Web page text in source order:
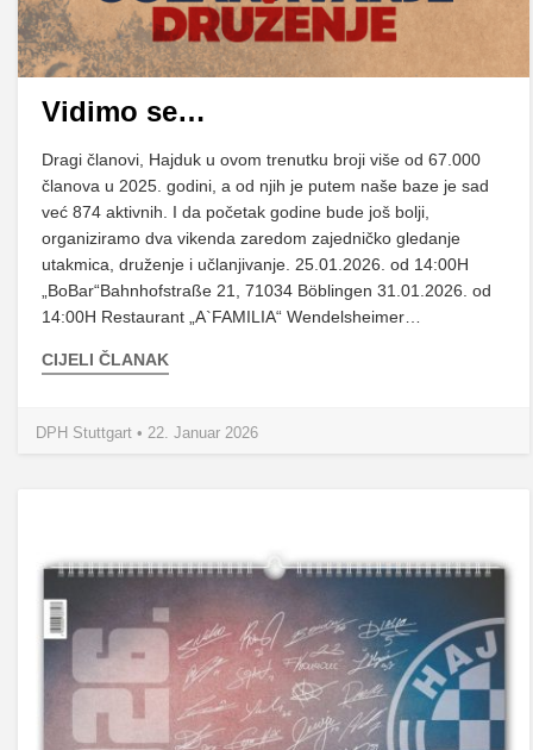
Vidimo se…
Dragi članovi, Hajduk u ovom trenutku broji više od 67.000
članova u 2025. godini, a od njih je putem naše baze je sad
već 874 aktivnih. I da početak godine bude još bolji,
organiziramo dva vikenda zaredom zajedničko gledanje
utakmica, druženje i učlanjivanje. 25.01.2026. od 14:00H
„BoBar“Bahnhofstraße 21, 71034 Böblingen 31.01.2026. od
14:00H Restaurant „A`FAMILIA“ Wendelsheimer…
CIJELI ČLANAK
DPH Stuttgart • 22. Januar 2026